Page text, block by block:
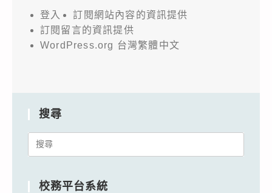
登入
訂閱網站內容的資訊提供
訂閱留言的資訊提供
WordPress.org 台灣繁體中文
搜尋
Search
校務平台系統